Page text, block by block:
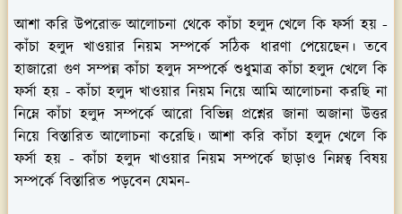
আশা করি উপরোক্ত আলোচনা থেকে কাঁচা হলুদ খেলে কি ফর্সা হয় -
কাঁচা হলুদ খাওয়ার নিয়ম সম্পর্কে সঠিক ধারণা পেয়েছেন। তবে
হাজারো গুণ সম্পন্ন কাঁচা হলুদ সম্পর্কে শুধুমাত্র কাঁচা হলুদ খেলে কি
ফর্সা হয় - কাঁচা হলুদ খাওয়ার নিয়ম নিয়ে আমি আলোচনা করছি না
নিম্নে কাঁচা হলুদ সম্পর্কে আরো বিভিন্ন প্রশ্নের জানা অজানা উত্তর
নিয়ে বিস্তারিত আলোচনা করেছি। আশা করি কাঁচা হলুদ খেলে কি
ফর্সা হয় - কাঁচা হলুদ খাওয়ার নিয়ম সম্পর্কে ছাড়াও নিম্নত্ব বিষয়
সম্পর্কে বিস্তারিত পড়বেন যেমন-